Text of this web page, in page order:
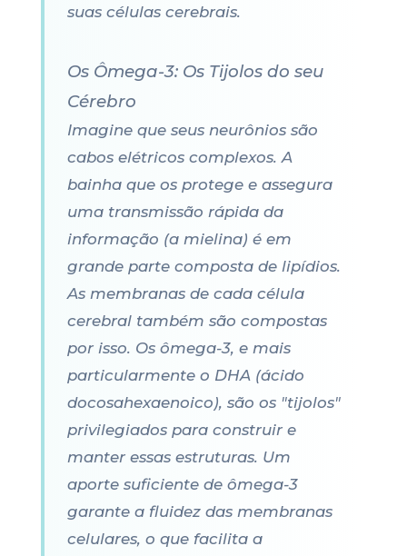
suas células cerebrais.
Os Ômega-3: Os Tijolos do seu
Cérebro
Imagine que seus neurônios são
cabos elétricos complexos. A
bainha que os protege e assegura
uma transmissão rápida da
informação (a mielina) é em
grande parte composta de lipídios.
As membranas de cada célula
cerebral também são compostas
por isso. Os ômega-3, e mais
particularmente o DHA (ácido
docosahexaenoico), são os "tijolos"
privilegiados para construir e
manter essas estruturas. Um
aporte suficiente de ômega-3
garante a fluidez das membranas
celulares, o que facilita a